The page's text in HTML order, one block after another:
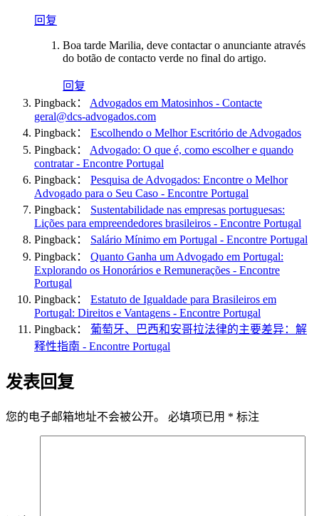
回复
Boa tarde Marilia, deve contactar o anunciante através
do botão de contacto verde no final do artigo.
回复
Pingback： Advogados em Matosinhos - Contacte
geral@dcs-advogados.com
Pingback： Escolhendo o Melhor Escritório de Advogados
Pingback： Advogado: O que é, como escolher e quando
contratar - Encontre Portugal
Pingback： Pesquisa de Advogados: Encontre o Melhor
Advogado para o Seu Caso - Encontre Portugal
Pingback： Sustentabilidade nas empresas portuguesas:
Lições para empreendedores brasileiros - Encontre Portugal
Pingback： Salário Mínimo em Portugal - Encontre Portugal
Pingback： Quanto Ganha um Advogado em Portugal:
Explorando os Honorários e Remunerações - Encontre
Portugal
Pingback： Estatuto de Igualdade para Brasileiros em
Portugal: Direitos e Vantagens - Encontre Portugal
Pingback： 葡萄牙、巴西和安哥拉法律的主要差异：解
释性指南 - Encontre Portugal
发表回复
您的电子邮箱地址不会被公开。 必填项已用 * 标注